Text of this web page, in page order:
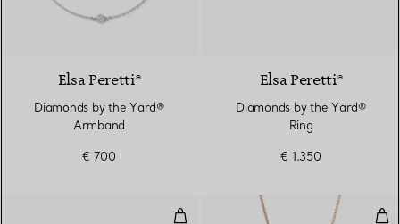
Elsa Peretti®
Diamonds by the Yard®
Armband
€ 700
Elsa Peretti®
Diamonds by the Yard®
Ring
€ 1.350
Double Open Heart Armreif